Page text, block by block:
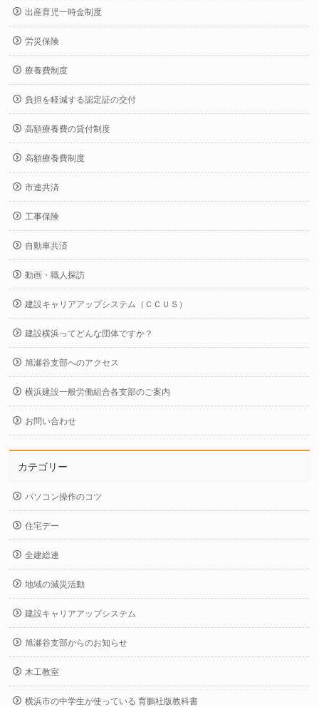
出産育児一時金制度
労災保険
療養費制度
負担を軽減する認定証の交付
高額療養費の貸付制度
高額療養費制度
市連共済
工事保険
自動車共済
動画・職人探訪
建設キャリアアップシステム（ＣＣＵＳ）
建設横浜ってどんな団体ですか？
旭瀬谷支部へのアクセス
横浜建設一般労働組合各支部のご案内
お問い合わせ
カテゴリー
パソコン操作のコツ
住宅デー
全建総連
地域の減災活動
建設キャリアアップシステム
旭瀬谷支部からのお知らせ
木工教室
横浜市の中学生が使っている 育鵬社版教科書